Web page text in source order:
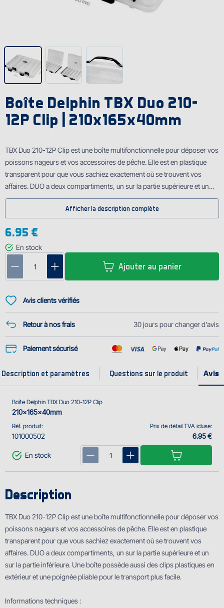
Boîte Delphin TBX Duo 210-
12P Clip | 210x165x40mm
TBX Duo 210-12P Clip est une boîte multifonctionnelle pour déposer vos
poissons nageurs et vos accessoires de pêche. Elle est en plastique
transparent pour que vous sachiez exactement où se trouvent vos
affaires. DUO a deux compartiments, un sur la partie supérieure et un
sur la partie inférieure. Une boîte possède aussi des clips plastiques en
extérieur et une poignée pliable pour le transport plus facile.
Informations techniques :
Dimensions : 210x165x40 mm
Nombre de compartiments (boîte) : 12
Dimensions d'un compartiment : 2,5x14,5x3,5 cm
Le nombre des compartiments insérés : 0
Afficher la description complète
6.95 €
En stock
Ajouter au panier
Avis clients vérifiés
Retour à nos frais 30 jours pour changer d'avis
Paiement sécurisé
Description et paramètres Questions sur le produit
Réf. produit:
101000502
Boîte Delphin TBX Duo 210-12P Clip
210x165x40mm
Prix de détail TVA icluse:
6.95 €
En stock
Description
TBX Duo 210-12P Clip est une boîte multifonctionnelle pour déposer vos
poissons nageurs et vos accessoires de pêche. Elle est en plastique
transparent pour que vous sachiez exactement où se trouvent vos
affaires. DUO a deux compartiments, un sur la partie supérieure et un
sur la partie inférieure. Une boîte possède aussi des clips plastiques en
extérieur et une poignée pliable pour le transport plus facile.
Informations techniques :